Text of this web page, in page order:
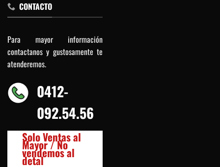
CONTACTO
Para mayor información
contactanos y gustosamente te
atenderemos.
0412-
092.54.56
Solo Ventas al
Mayor / No
vendemos al
detal